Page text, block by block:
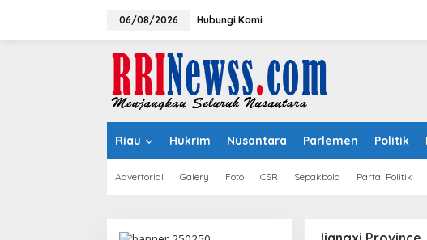
06/08/2026 Hubungi Kami
Riau Hukrim Nusantara Parlemen Politik
Advertorial Galery Foto CSR Sepakbola Partai Politik